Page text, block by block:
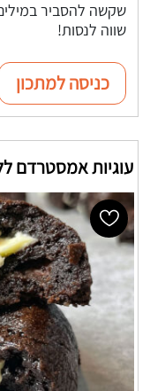
שקשה להסביר
שווה לנסות!
כניסה למתכון
עוגיות אמסטרדם